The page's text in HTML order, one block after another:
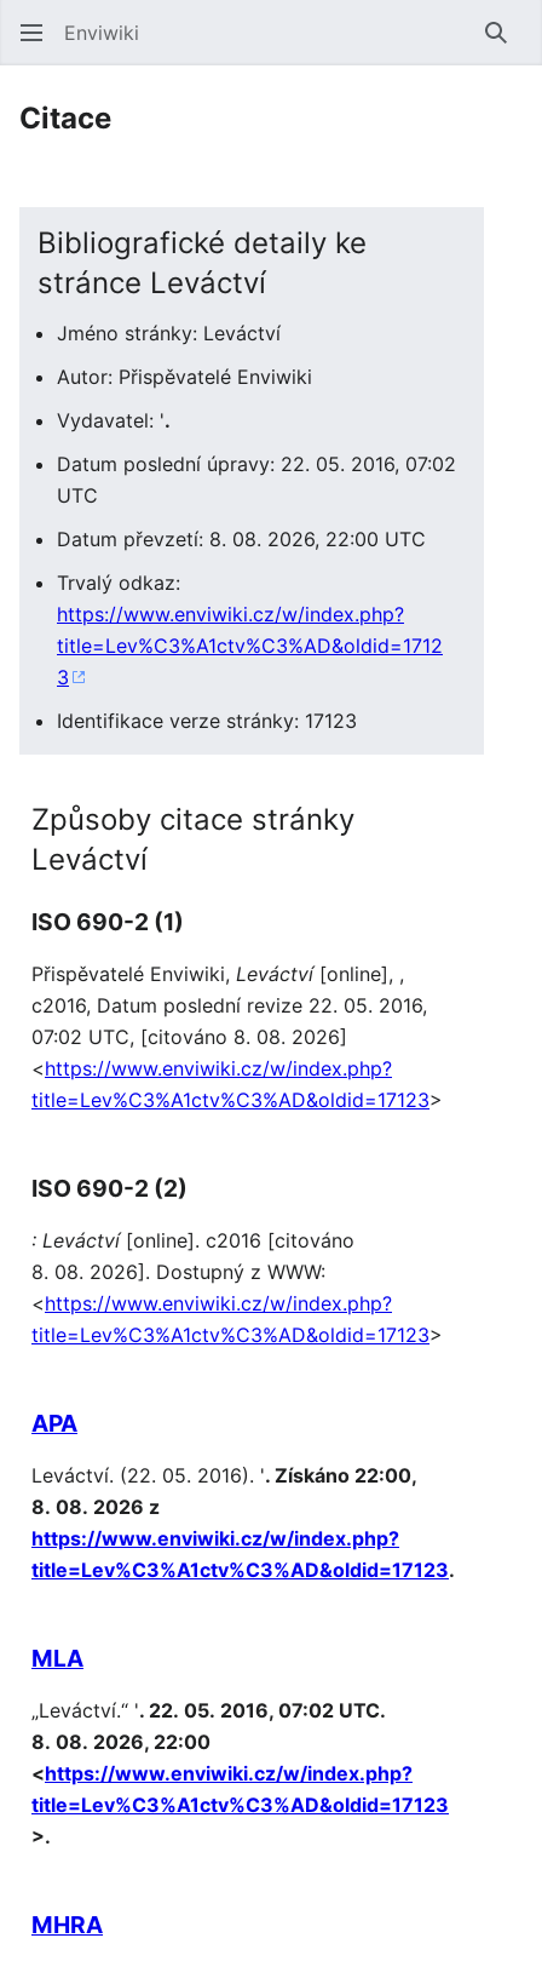
Enviwiki
Citace
Bibliografické detaily ke
stránce Leváctví
Jméno stránky: Leváctví
Autor: Přispěvatelé Enviwiki
Vydavatel: '.
Datum poslední úpravy: 22. 05. 2016, 07:02
UTC
Datum převzetí: 8. 08. 2026, 22:00 UTC
Trvalý odkaz:
https://www.enviwiki.cz/w/index.php?
title=Lev%C3%A1ctv%C3%AD&oldid=1712
3
Identifikace verze stránky: 17123
Způsoby citace stránky
Leváctví
ISO 690-2 (1)
Přispěvatelé Enviwiki, Leváctví[online], ,
c2016, Datum poslední revize 22. 05. 2016,
07:02 UTC, [citováno 8. 08. 2026]
<https://www.enviwiki.cz/w/index.php?
title=Lev%C3%A1ctv%C3%AD&oldid=17123>
ISO 690-2 (2)
: Leváctví[online]. c2016 [citováno
8. 08. 2026]. Dostupný z WWW:
<https://www.enviwiki.cz/w/index.php?
title=Lev%C3%A1ctv%C3%AD&oldid=17123>
APA
Leváctví. (22. 05. 2016). '. Získáno 22:00,
8. 08. 2026 z
https://www.enviwiki.cz/w/index.php?
title=Lev%C3%A1ctv%C3%AD&oldid=17123.
MLA
„Leváctví.“ '. 22. 05. 2016, 07:02 UTC.
8. 08. 2026, 22:00
<https://www.enviwiki.cz/w/index.php?
title=Lev%C3%A1ctv%C3%AD&oldid=17123
>.
MHRA